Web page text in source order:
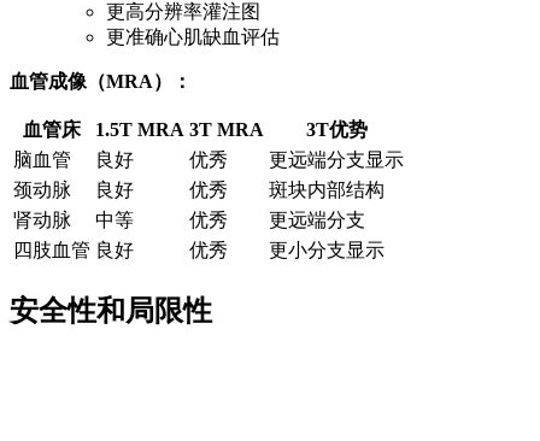
更高分辨率灌注图
更准确心肌缺血评估
血管成像（MRA）：
血管床 1.5T MRA 3T MRA
3T优势
脑血管
良好 优秀
更远端分支显示
颈动脉
良好 优秀
斑块内部结构
肾动脉
中等 优秀
更远端分支
四肢血管 良好 优秀 更小分支显示
安全性和局限性